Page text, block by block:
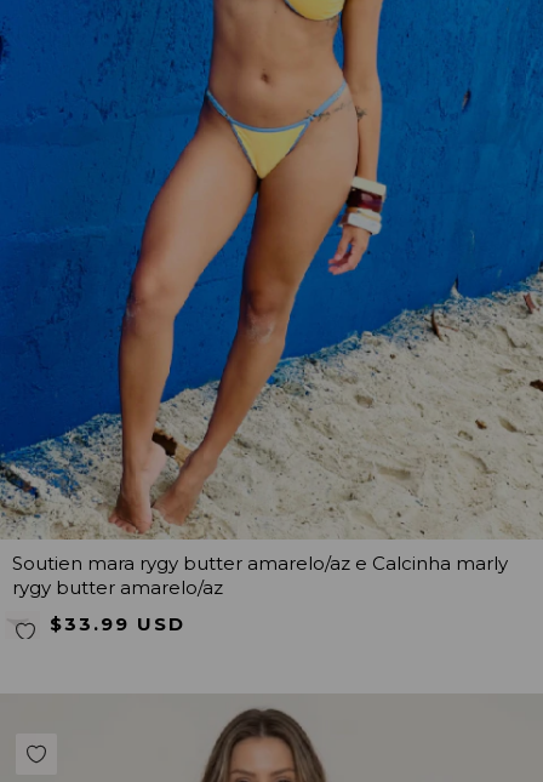
Soutien mara rygy butter amarelo/az e Calcinha marly
rygy butter amarelo/az
$33.99 USD